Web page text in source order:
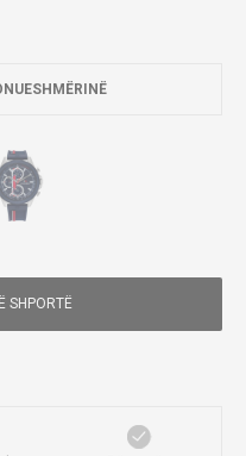
SHPORTË